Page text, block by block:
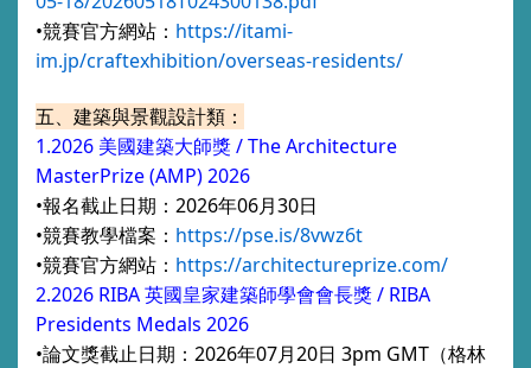
•競賽官方網站： https://itami-
im.jp/craftexhibition/overseas-residents/
五、建築與景觀設計類：
1.2026 美國建築大師獎 /The Architecture
MasterPrize (AMP) 2026
•報名截止日期：2026年06月30日
•競賽教學檔案： https://pse.is/8vwz6t
•競賽官方網站： https://architectureprize.com/
2.2026 RIBA 英國皇家建築師學會會長獎 / RIBA
Presidents Medals 2026
•論文獎截止日期：2026年07月20日 3pm GMT（格林